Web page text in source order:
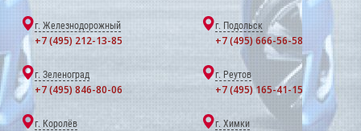
г. Железнодорожный
+7 (495) 212-13-85
г. Подольск
+7 (495) 666-56-58
г. Зеленоград
+7 (495) 846-80-06
г. Реутов
+7 (495) 165-41-15
г. Королёв г. Химки